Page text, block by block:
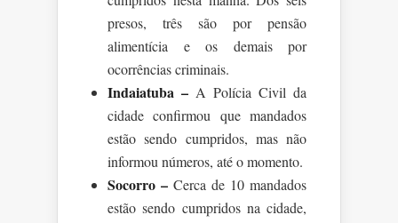
presos, três são por pensão
alimentícia e os demais por
ocorrências criminais.
Indaiatuba – A Polícia Civil da
cidade confirmou que mandados
estão sendo cumpridos, mas não
informou números, até o momento.
Socorro – Cerca de 10 mandados
estão sendo cumpridos na cidade,